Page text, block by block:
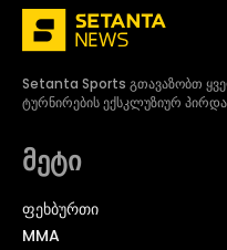
Setanta Sports გთავაზობთ
ტურნირების ექსკლუზიურ
მეტი
ᲤᲔᲮᲑᲣᲠᲗᲘ
MMA